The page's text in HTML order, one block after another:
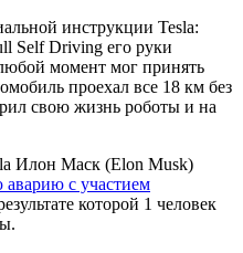
инструкции Tesla:
Self Driving его руки
момент мог принять
проехал все 18 км без
свою жизнь роботы и на
Илон Маск (Elon Musk)
аварию с участием
которой 1 человек